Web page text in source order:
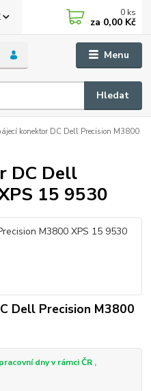
Menu
Hledat
0 ks
za 0,00 Kč
konektor DC Dell Precision M3800
DC Dell
15 9530
Dell Precision M3800
dny v rámci ČR ,